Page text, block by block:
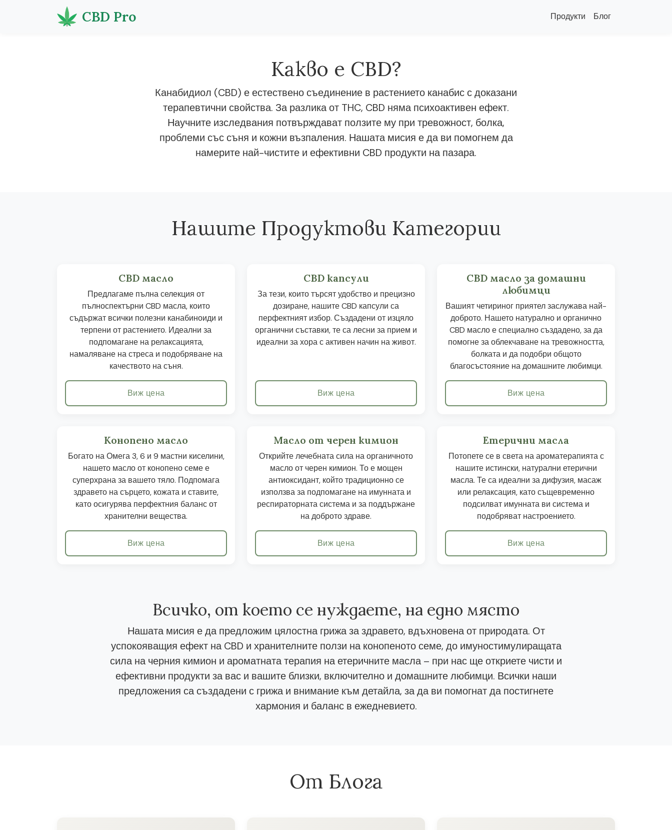
CBD Pro Продукти Блог
Какво е CBD?
Канабидиол (CBD) е естествено съединение в растението канабис с доказани
терапевтични свойства. За разлика от THC, CBD няма психоактивен ефект.
Научните изследвания потвърждават ползите му при тревожност, болка,
проблеми със съня и кожни възпаления. Нашата мисия е да ви помогнем да
намерите най-чистите и ефективни CBD продукти на пазара.
Нашите Продуктови Категории
CBD масло
Предлагаме пълна селекция от
пълноспектърни CBD масла, които
съдържат всички полезни канабиноиди и
терпени от растението. Идеални за
подпомагане на релаксацията,
намаляване на стреса и подобряване на
качеството на съня.
Виж цена
CBD капсули
За тези, които търсят удобство и прецизно
дозиране, нашите CBD капсули са
перфектният избор. Създадени от изцяло
органични съставки, те са лесни за прием и
идеални за хора с активен начин на живот.
Виж цена
CBD масло за домашни
любимци
Вашият четириног приятел заслужава най-
доброто. Нашето натурално и органично
CBD масло е специално създадено, за да
помогне за облекчаване на тревожността,
болката и да подобри общото
благосъстояние на домашните любимци.
Виж цена
Конопено масло
Богато на Омега 3, 6 и 9 мастни киселини,
нашето масло от конопено семе е
суперхрана за вашето тяло. Подпомага
здравето на сърцето, кожата и ставите,
като осигурява перфектния баланс от
хранителни вещества.
Виж цена
Масло от черен кимион
Открийте лечебната сила на органичното
масло от черен кимион. То е мощен
антиоксидант, който традиционно се
използва за подпомагане на имунната и
респираторната система и за поддържане
на доброто здраве.
Виж цена
Етерични масла
Потопете се в света на ароматерапията с
нашите истински, натурални етерични
масла. Те са идеални за дифузия, масаж
или релаксация, като същевременно
подсилват имунната ви система и
подобряват настроението.
Виж цена
Всичко, от което се нуждаете, на едно място
Нашата мисия е да предложим цялостна грижа за здравето, вдъхновена от природата. От
успокояващия ефект на CBD и хранителните ползи на конопеното семе, до имуностимулиращата
сила на черния кимион и ароматната терапия на етеричните масла – при нас ще откриете чисти и
ефективни продукти за вас и вашите близки, включително и домашните любимци. Всички наши
предложения са създадени с грижа и внимание към детайла, за да ви помогнат да постигнете
хармония и баланс в ежедневието.
От Блога